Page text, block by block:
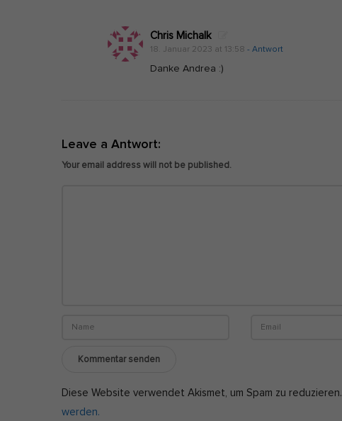
f
t
Chris Michalk
18. Januar 2023 at 13:58 - Antwort
Danke Andrea :)
Leave a Antwort:
Your email address will not be published.
Diese Website verwendet Akismet, um Spam zu reduzieren.
werden.